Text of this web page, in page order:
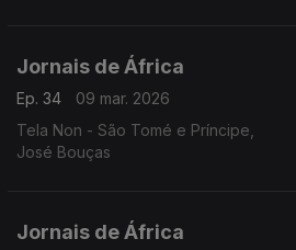
Jornais de África
Ep. 34
09 mar. 2026
Tela Non - São Tomé e Príncipe,
José Bouças
Jornais de África